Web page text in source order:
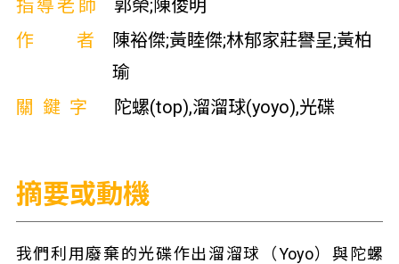
指導老師
郭榮;陳俊明
作者
陳裕傑;黃睦傑;林郁家莊譽呈;黃柏
瑜
關鍵字
陀螺(top),溜溜球(yoyo),光碟
摘要或動機
我們利用廢棄的光碟作出溜溜球（Yoyo）與陀螺